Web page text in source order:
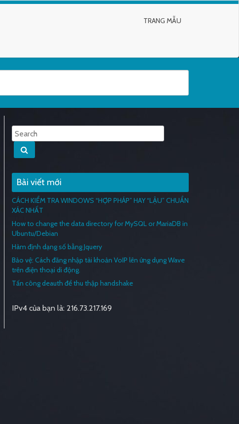
TRANG MẪU
Bài viết mới
CÁCH KIỂM TRA WINDOWS “HỢP PHÁP” HAY “LẬU” CHUẨN
XÁC NHẤT
How to change the data directory for MySQL or MariaDB in
Ubuntu/Debian
Hàm định dạng số bằng Jquery
Bảo vệ: Cách đăng nhập tài khoản VoIP lên ứng dụng Wave
trên điện thoại di động.
Tấn công deauth để thu thập handshake
IPv4 của bạn là: 216.73.217.169